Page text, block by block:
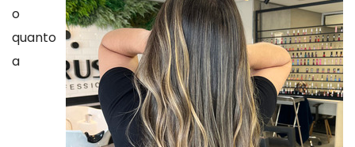
o
quanto
a